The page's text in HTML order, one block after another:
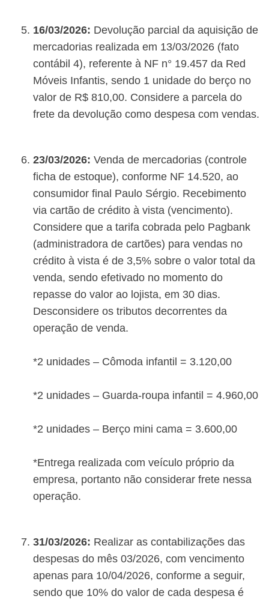
16/03/2026: Devolução parcial da aquisição de
mercadorias realizada em 13/03/2026 (fato
contábil 4), referente à NF n° 19.457 da Red
Móveis Infantis, sendo 1 unidade do berço no
valor de R$ 810,00. Considere a parcela do
frete da devolução como despesa com vendas.
23/03/2026: Venda de mercadorias (controle
ficha de estoque), conforme NF 14.520, ao
consumidor final Paulo Sérgio. Recebimento
via cartão de crédito à vista (vencimento).
Considere que a tarifa cobrada pelo Pagbank
(administradora de cartões) para vendas no
crédito à vista é de 3,5% sobre o valor total da
venda, sendo efetivado no momento do
repasse do valor ao lojista, em 30 dias.
Desconsidere os tributos decorrentes da
operação de venda.
*2 unidades – Cômoda infantil = 3.120,00
*2 unidades – Guarda-roupa infantil = 4.960,00
*2 unidades – Berço mini cama = 3.600,00
*Entrega realizada com veículo próprio da
empresa, portanto não considerar frete nessa
operação.
31/03/2026: Realizar as contabilizações das
despesas do mês 03/2026, com vencimento
apenas para 10/04/2026, conforme a seguir,
sendo que 10% do valor de cada despesa é